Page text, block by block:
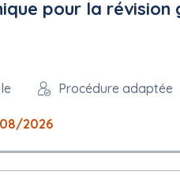
pour la révision
Procédure adaptée
2026